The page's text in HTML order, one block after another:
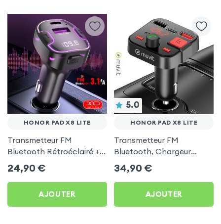
HONOR PAD X8 LITE
Transmetteur FM
Bluetooth Rétroéclairé +
Chargeur Voiture USB C
et USB - XO
24,90 €
AJOUTER
5.0
HONOR PAD X8 LITE
Transmetteur FM
Bluetooth, Chargeur
Allume-cigare, Muvit pour
Honor Pad X8 Lite
34,90 €
AJOUTER